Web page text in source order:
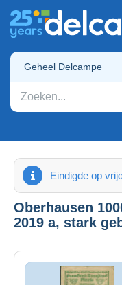
Geheel Delcampe
Eindigde op
Oberhausen
2019 a, stark